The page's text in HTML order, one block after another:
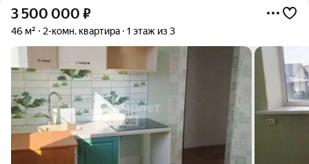
3 500 000 ₽
46 м² 2-комн. квартира 1 этаж из 3